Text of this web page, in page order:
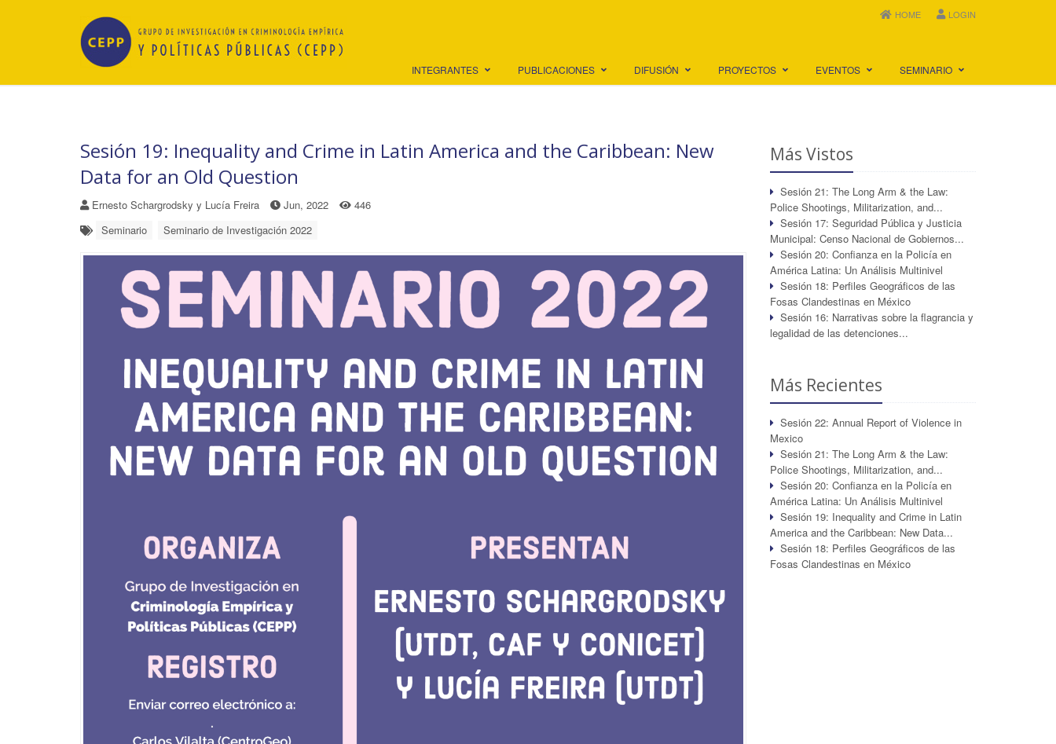
HOME LOGIN
INTEGRANTES PUBLICACIONES DIFUSIÓN PROYECTOS EVENTOS SEMINARIO
Sesión 19: Inequality and Crime in Latin America and the Caribbean: New
Data for an Old Question
Ernesto Schargrodsky y Lucía Freira Jun, 2022
446
Seminario
Seminario de Investigación 2022
Más Vistos
Sesión 21: The Long Arm & the Law:
Police Shootings, Militarization, and...
Sesión 17: Seguridad Pública y Justicia
Municipal: Censo Nacional de Gobiernos...
Sesión 20: Confianza en la Policía en
América Latina: Un Análisis Multinivel
Sesión 18: Perfiles Geográficos de las
Fosas Clandestinas en México
Sesión 16: Narrativas sobre la flagrancia y
legalidad de las detenciones...
Más Recientes
Sesión 22: Annual Report of Violence in
Mexico
Sesión 21: The Long Arm & the Law:
Police Shootings, Militarization, and...
Sesión 20: Confianza en la Policía en
América Latina: Un Análisis Multinivel
Sesión 19: Inequality and Crime in Latin
America and the Caribbean: New Data...
Sesión 18: Perfiles Geográficos de las
Fosas Clandestinas en México